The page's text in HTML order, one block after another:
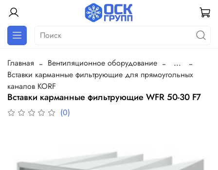
Главная Вентиляционное оборудование
...
Вставки карманные фильтрующие для прямоугольных
каналов KORF
Вставки карманные фильтрующие WFR 50-30 F7
(0)